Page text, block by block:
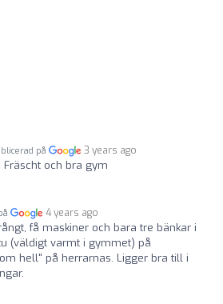
på 3 years ago
Fräscht och bra gym
4 years ago
få maskiner och bara tre bänkar i
(väldigt varmt i gymmet) på
hell" på herrarnas. Ligger bra till i